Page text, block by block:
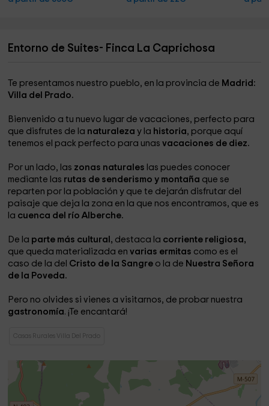
Entorno de Suites- Finca La Caprichosa
Te presentamos nuestro pueblo, en la provincia de Madrid:
Villa del Prado.
Bienvenido a tu nuevo lugar de vacaciones, perfecto para
que disfrutes de la naturalezay la historia, porque aquí
tenemos el pack perfecto para unasvacaciones de diez.
Por un lado, las zonas naturales las puedes conocer
mediante las rutas de senderismo y montaña que se
reparten por la población y que te dejarán disfrutar del
paisaje que deja la zona en la que nos encontramos, que es
la cuenca del río Alberche.
De la parte más cultural, destaca la corriente religiosa,
que queda materializada en varias ermitas como es el
caso de la del Cristo de la Sangre o la de Nuestra Señora
de la Poveda.
Pero no olvides si vienes a visitarnos, de probar nuestra
gastronomía. ¡Te encantará!
Casas Rurales Villa Del Prado